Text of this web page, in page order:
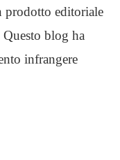
prodotto editoriale
blog ha
infrangere